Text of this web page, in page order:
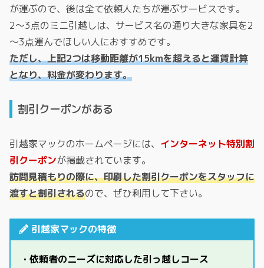
が運ぶので、後は全て依頼人たちが運ぶサービスです。
2～3点のミニ引越しは、サービス名の通り大きな家具を2
～3点運んでほしい人におすすめです。
ただし、上記2つは移動距離が15kmを超えると運賃計算
となり、料金が変わります。
割引クーポンがある
引越家マックのホームページには、 インターネット特別割
引クーポンが掲載されています。
訪問見積もりの際に、印刷した割引クーポンをスタッフに
渡すと割引されるので、ぜひ利用して下さい。
引越家マックの特徴
・依頼者のニーズに対応した引っ越しコース